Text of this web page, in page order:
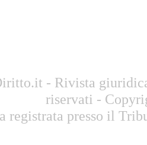
- Rivista
riservati -
registrata presso il